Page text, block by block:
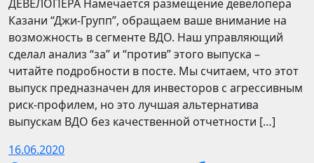
ДЕВЕЛОПЕРА Намечается размещение девелопера
Казани “Джи-Групп”, обращаем ваше внимание на
возможность в сегменте ВДО. Наш управляющий
сделал анализ “за” и “против” этого выпуска –
читайте подробности в посте. Мы считаем, что этот
выпуск предназначен для инвесторов с агрессивным
риск-профилем, но это лучшая альтернатива
выпускам ВДО без качественной отчетности […]
16.06.2020